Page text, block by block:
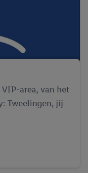
area, van het
Tweelingen, jij